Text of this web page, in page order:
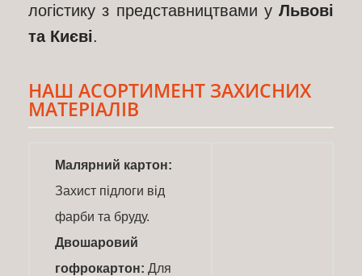
логістику з представництвами у Львові
та Києві.
НАШ АСОРТИМЕНТ ЗАХИСНИХ
МАТЕРІАЛІВ
Малярний картон:
Захист підлоги від
фарби та бруду.
Двошаровий
гофрокартон: Для